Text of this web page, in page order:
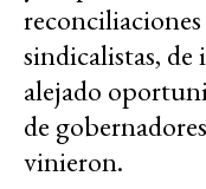
sindicalistas, de
alejado
de
vinieron.